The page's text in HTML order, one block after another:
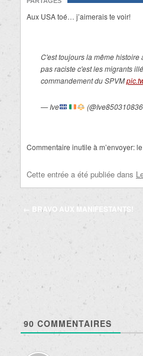
Aux USA toé… j’aimerais te voir!
C'est toujours la même
pas raciste c'est les migrants
commandement du SPVM
— Ive
Commentaire inutile à m’envoyer:
Cette entrée a été publiée dans
Navigation
← BRAVO AUX MANIFESTANTS!
90 COMMENTAIRES